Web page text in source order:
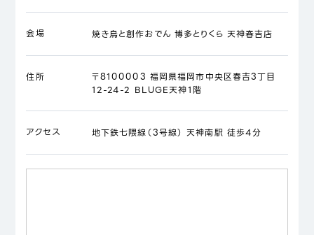
会場 焼き鳥と創作おでん 博多とりくら 天神春吉店
住所
〒8100003 福岡県福岡市中央区春吉3丁目
12-24-2 BLUGE天神1階
アクセス 地下鉄七隈線（3号線） 天神南駅 徒歩4分